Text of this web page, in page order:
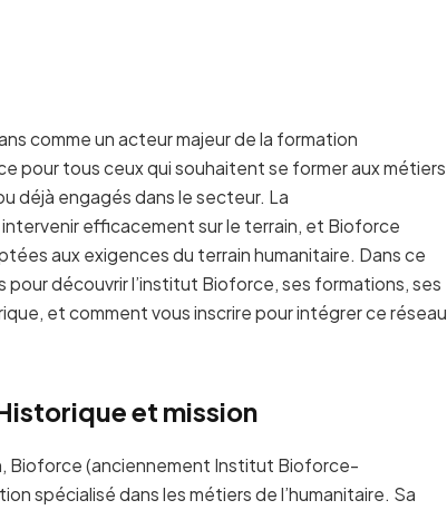
comme un acteur majeur de la formation
pour tous ceux qui souhaitent se former aux métiers
déjà engagés dans le secteur. La
efficacement sur le terrain, et Bioforce
aux exigences du terrain humanitaire. Dans ce
découvrir l’institut Bioforce, ses formations, ses
et comment vous inscrire pour intégrer ce réseau
et mission
Bioforce (anciennement Institut Bioforce-
spécialisé dans les métiers de l’humanitaire. Sa